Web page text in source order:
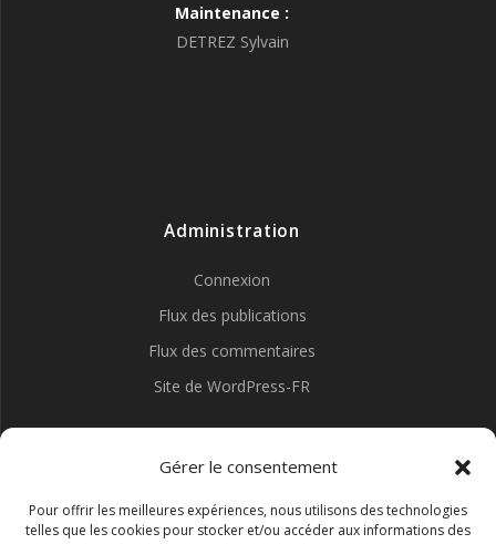
Gérer le consentement
Pour offrir les meilleures expériences, nous utilisons des technologies
telles que les cookies pour stocker et/ou accéder aux informations des
Maintenance :
DETREZ Sylvain
Administration
Connexion
Flux des publications
Flux des commentaires
Site de WordPress-FR